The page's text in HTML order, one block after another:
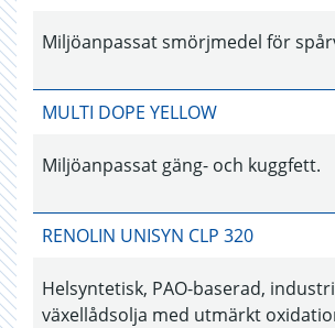
Miljöanpassat smörjmedel för
MULTI DOPE YELLOW
Miljöanpassat gäng- och kuggfett.
RENOLIN UNISYN CLP 320
Helsyntetisk, PAO-baserad,
växellådsolja med utmärkt